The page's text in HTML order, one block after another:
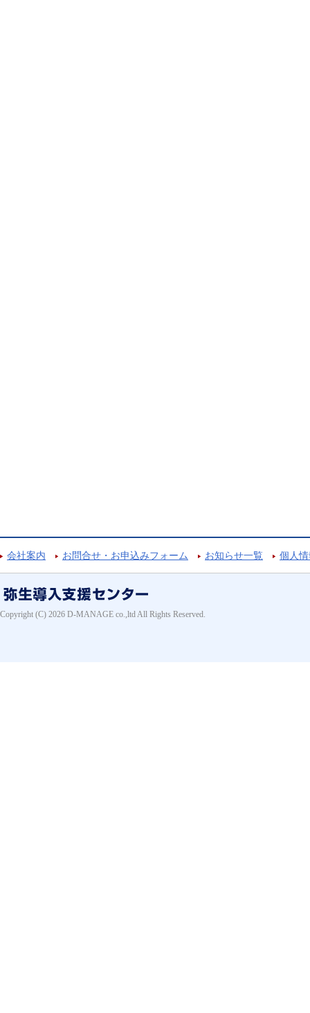
会社案内 お問合せ・お申込みフォーム お知らせ一覧 個人
Copyright (C) 2026 D-MANAGE co.,ltd All Rights Reserved.